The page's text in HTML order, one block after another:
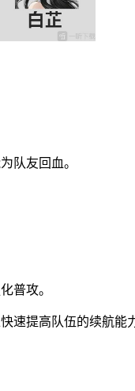
队友回血。
普攻。
速提高队伍的续航能